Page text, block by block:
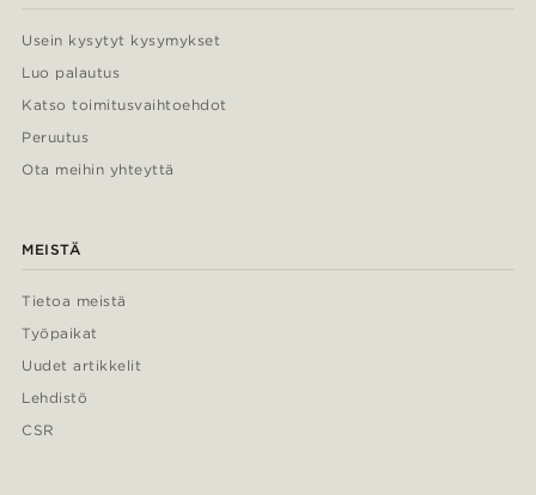
Usein kysytyt kysymykset
Luo palautus
Katso toimitusvaihtoehdot
Peruutus
Ota meihin yhteyttä
MEISTÄ
Tietoa meistä
Työpaikat
Uudet artikkelit
Lehdistö
CSR